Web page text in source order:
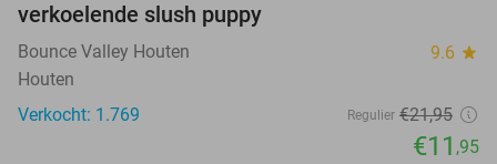
verkoelende slush puppy
Bounce Valley Houten 9.6 star
Houten
Verkocht: 1.769
Regulier €21,95
€11 ,95